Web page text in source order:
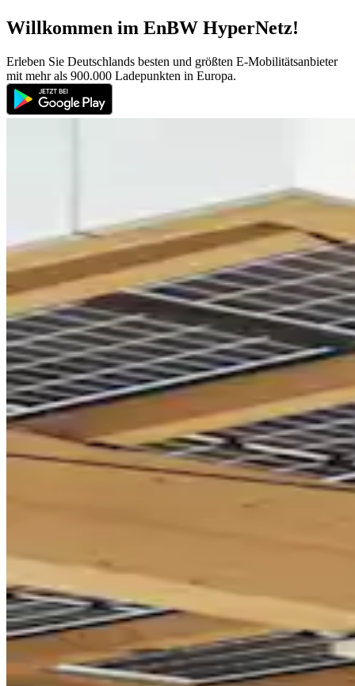
Willkommen im EnBW HyperNetz!
Erleben Sie Deutschlands besten und größten E-Mobi­litäts­anbieter
mit mehr als 900.000 Ladepunkten in Europa.